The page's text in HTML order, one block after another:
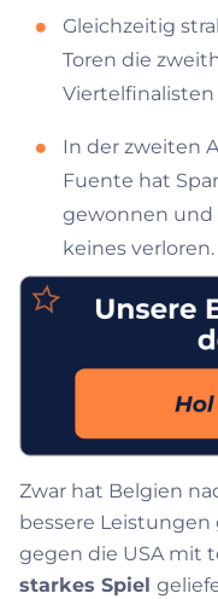
Gleichzeitig
Toren die
Viertelfinalisten
In der zweiten
Fuente hat
gewonnen und
keines verloren.
Zwar hat Belgien
bessere Leistungen
gegen die USA mit
starkes Spiel